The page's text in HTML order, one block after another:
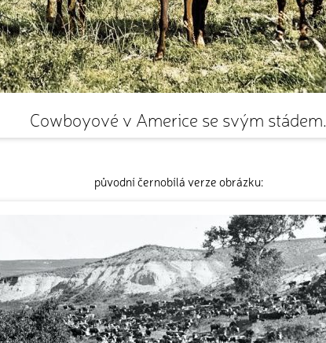
Cowboyové v Americe se svým stádem.
původní černobílá verze obrázku: